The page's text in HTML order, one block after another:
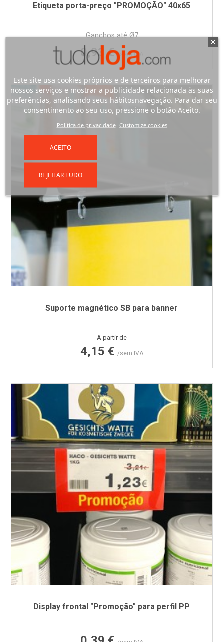
Etiqueta porta-preço "PROMOÇÃO" 40x65
Ganchos até Ø7
Preço
0,93 € /sem IVA
Suporte magnético SB para banner
Preço
A partir de
4,15 € /sem IVA
Display frontal "Promoção" para perfil PP
Preço
Este site usa cookies próprios e de terceiros para melhorar
nossos serviços e mostrar a publicidade relacionada às suas
preferências, analisando seus hábitosnavegação. Para dar seu
consentimento ao seu uso, pressione o botão Aceito.
Política de privacidade Customize cookies
REJEITAR TUDO
ACEITO